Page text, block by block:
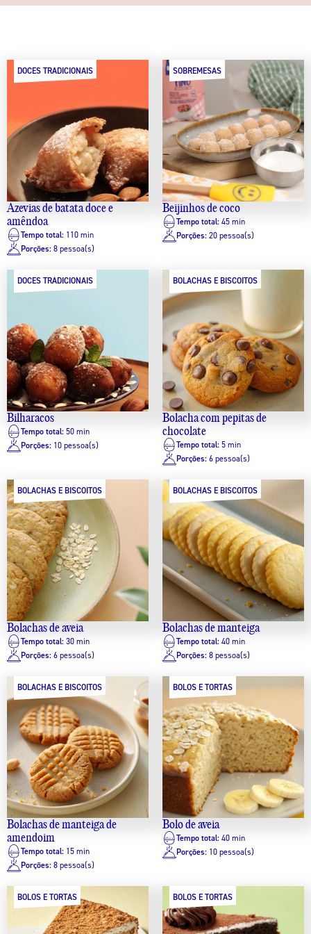
DOCES TRADICIONAIS
Azevias de batata doce e
amêndoa
Tempo total: 110 min
Porções: 8 pessoa(s)
SOBREMESAS
Beijinhos de coco
Tempo total: 45 min
Porções: 20 pessoa(s)
DOCES TRADICIONAIS
Bilharacos
Tempo total: 50 min
Porções: 10 pessoa(s)
BOLACHAS E BISCOITOS
Bolacha com pepitas de
chocolate
Tempo total: 5 min
Porções: 6 pessoa(s)
BOLACHAS E BISCOITOS
Bolachas de aveia
Tempo total: 30 min
Porções: 6 pessoa(s)
BOLACHAS E BISCOITOS
Bolachas de manteiga
Tempo total: 40 min
Porções: 8 pessoa(s)
BOLACHAS E BISCOITOS
Bolachas de manteiga de
amendoim
Tempo total: 15 min
Porções: 8 pessoa(s)
BOLOS E TORTAS
Bolo de aveia
Tempo total: 40 min
Porções: 10 pessoa(s)
BOLOS E TORTAS BOLOS E TORTAS